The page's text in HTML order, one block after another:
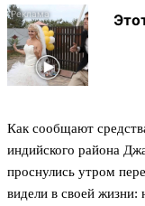
Как сообщают
индийского района
проснулись утром
видели в своей жизни: